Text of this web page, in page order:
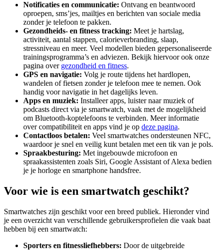
Notificaties en communicatie: Ontvang en beantwoord
oproepen, sms’jes, mailtjes en berichten van sociale media
zonder je telefoon te pakken.
Gezondheids- en fitness tracking: Meet je hartslag,
activiteit, aantal stappen, calorieverbranding, slaap,
stressniveau en meer. Veel modellen bieden gepersonaliseerde
trainingsprogramma’s en adviezen. Bekijk hiervoor ook onze
pagina over gezondheid en fitness.
GPS en navigatie: Volg je route tijdens het hardlopen,
wandelen of fietsen zonder je telefoon mee te nemen. Ook
handig voor navigatie in het dagelijks leven.
Apps en muziek: Installeer apps, luister naar muziek of
podcasts direct via je smartwatch, vaak met de mogelijkheid
om Bluetooth-koptelefoons te verbinden. Meer informatie
over compatibiliteit en apps vind je op deze pagina.
Contactloos betalen: Veel smartwatches ondersteunen NFC,
waardoor je snel en veilig kunt betalen met een tik van je pols.
Spraakbesturing: Met ingebouwde microfoon en
spraakassistenten zoals Siri, Google Assistant of Alexa bedien
je je horloge en smartphone handsfree.
Voor wie is een smartwatch geschikt?
Smartwatches zijn geschikt voor een breed publiek. Hieronder vind
je een overzicht van verschillende gebruikersprofielen die vaak baat
hebben bij een smartwatch:
Sporters en fitnessliefhebbers: Door de uitgebreide